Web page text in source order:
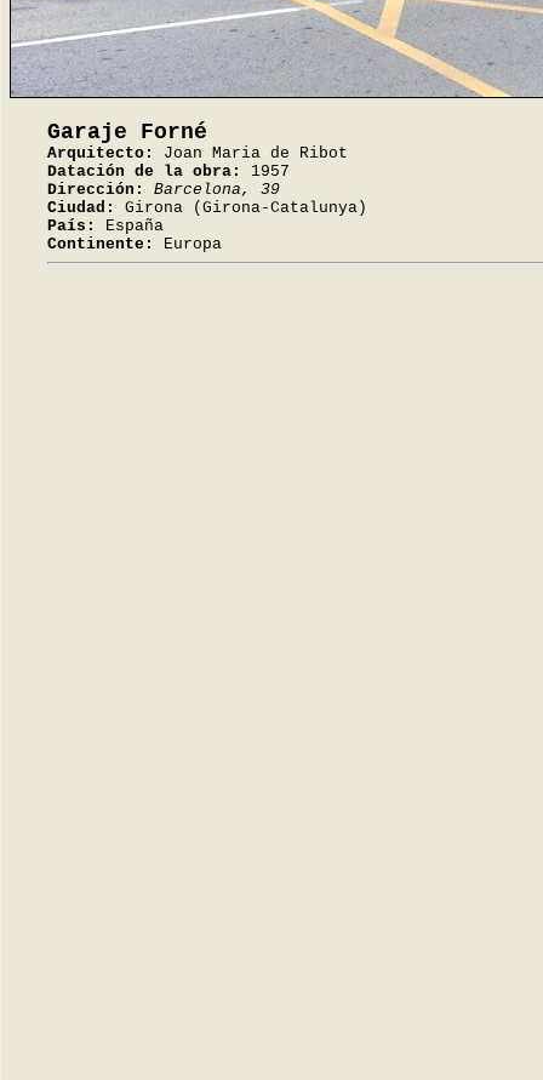
Garaje Forné
Arquitecto:
Joan Maria de Ribot
Datación de la obra:
1957
Dirección:
Barcelona, 39
Ciudad:
Girona (Girona-Catalunya)
País:
España
Continente:
Europa